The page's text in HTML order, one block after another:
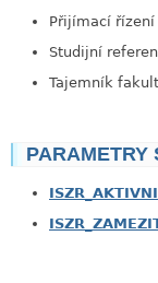
Přijímací řízení
Studijní
Tajemník
PARAMETRY
ISZR_AKTIVNI